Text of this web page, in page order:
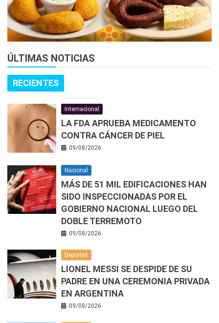
ÚLTIMAS NOTICIAS
RECIENTES
Internacional
LA FDA APRUEBA MEDICAMENTO
CONTRA CÁNCER DE PIEL
09/08/2026
Nacional
MÁS DE 51 MIL EDIFICACIONES HAN
SIDO INSPECCIONADAS POR EL
GOBIERNO NACIONAL LUEGO DEL
DOBLE TERREMOTO
09/08/2026
Deportes
LIONEL MESSI SE DESPIDE DE SU
PADRE EN UNA CEREMONIA PRIVADA
EN ARGENTINA
09/08/2026